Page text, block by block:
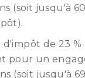
(soit jusqu'à
de 23
pour un
(soit jusqu'à